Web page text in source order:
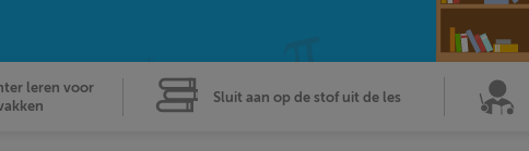
leren voor
Sluit aan op de stof uit de les